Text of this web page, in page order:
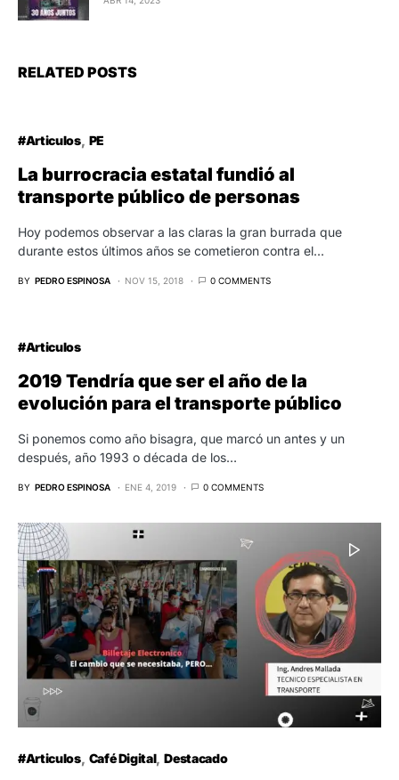
RELATED POSTS
#Articulos PE
La burrocracia estatal fundió al
transporte público de personas
Hoy podemos observar a las claras la gran burrada que
durante estos últimos años se cometieron contra el…
BY PEDRO ESPINOSA NOV 15, 2018 0 COMMENTS
#Articulos
2019 Tendría que ser el año de la
evolución para el transporte público
Si ponemos como año bisagra, que marcó un antes y un
después, año 1993 o década de los…
BY PEDRO ESPINOSA ENE 4, 2019 0 COMMENTS
#Articulos Café Digital Destacado